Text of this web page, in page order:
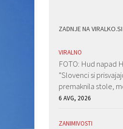
ZADNJE NA VIRALKO.SI
VIRALNO
FOTO: Hud napad
”Slovenci si
premaknila stole,
6 AVG, 2026
ZANIMIVOSTI